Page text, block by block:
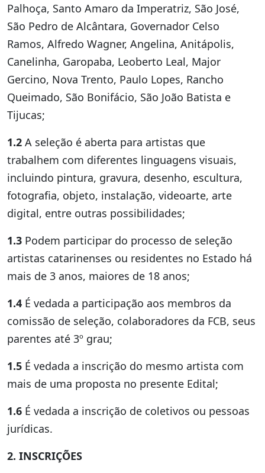
Palhoça, Santo Amaro da Imperatriz, São José,
São Pedro de Alcântara, Governador Celso
Ramos, Alfredo Wagner, Angelina, Anitápolis,
Canelinha, Garopaba, Leoberto Leal, Major
Gercino, Nova Trento, Paulo Lopes, Rancho
Queimado, São Bonifácio, São João Batista e
Tijucas;
1.2 A seleção é aberta para artistas que
trabalhem com diferentes linguagens visuais,
incluindo pintura, gravura, desenho, escultura,
fotografia, objeto, instalação, videoarte, arte
digital, entre outras possibilidades;
1.3 Podem participar do processo de seleção
artistas catarinenses ou residentes no Estado há
mais de 3 anos, maiores de 18 anos;
1.4 É vedada a participação aos membros da
comissão de seleção, colaboradores da FCB, seus
parentes até 3º grau;
1.5 É vedada a inscrição do mesmo artista com
mais de uma proposta no presente Edital;
1.6 É vedada a inscrição de coletivos ou pessoas
jurídicas.
2. INSCRIÇÕES